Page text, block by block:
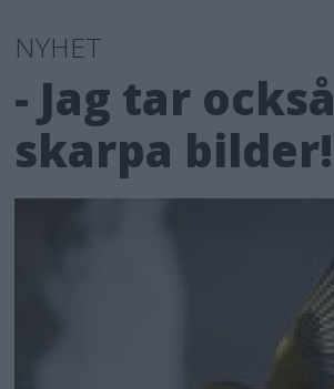
NYHET
- Jag tar också
skarpa bilder!